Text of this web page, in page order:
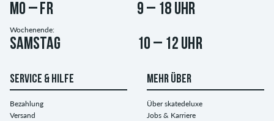
Mo – Fr 9 – 18 Uhr
Wochenende:
Samstag 10 – 12 Uhr
SERVICE & HILFE
Bezahlung
Versand
MEHR ÜBER
Über skatedeluxe
Jobs & Karriere